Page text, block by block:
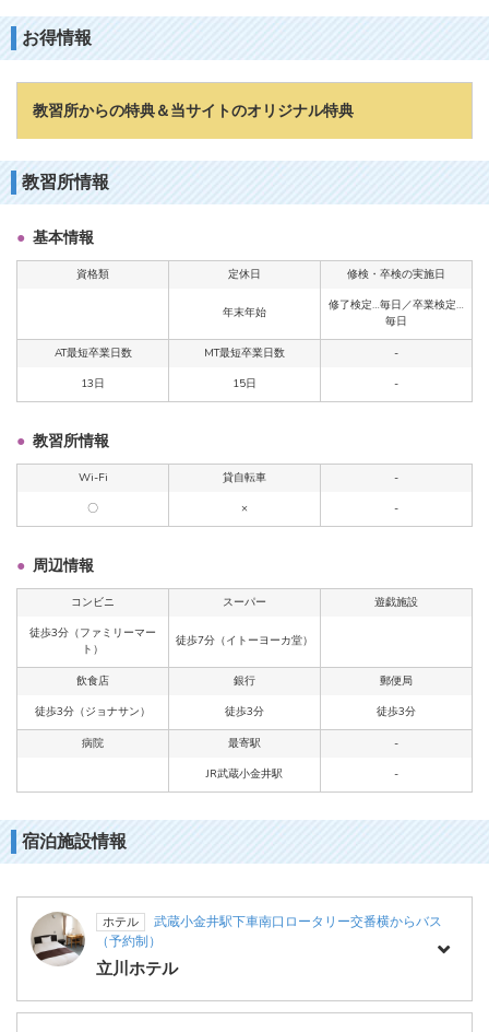
お得情報
教習所からの特典＆当サイトのオリジナル特典
教習所情報
基本情報
資格類 定休日 修検・卒検の実施日
年末年始
修了検定…毎日／卒業検定…
毎日
AT最短卒業日数 MT最短卒業日数
-
13日
15日 -
教習所情報
Wi-Fi 貸自転車
-
〇
× -
周辺情報
コンビニ スーパー
遊戯施設
徒歩3分（ファミリーマー
ト）
徒歩7分（イトーヨーカ堂）
飲食店 銀行
郵便局
徒歩3分（ジョナサン）
徒歩3分 徒歩3分
病院 最寄駅
-
JR武蔵小金井駅
-
宿泊施設情報
ホテル
武蔵小金井駅下車南口ロータリー交番横からバス
（予約制）
立川ホテル